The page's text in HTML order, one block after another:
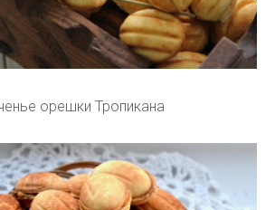
орешки Тропикана